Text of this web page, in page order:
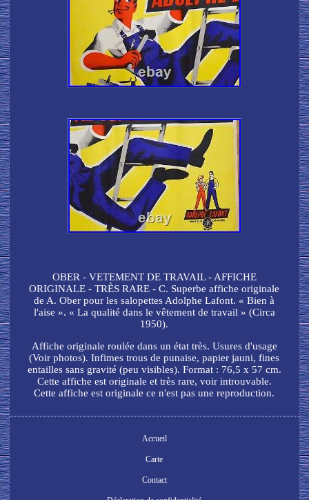
OBER - VETEMENT DE TRAVAIL - AFFICHE
ORIGINALE - TRÈS RARE - C. Superbe affiche originale
de A. Ober pour les salopettes Adolphe Lafont. « Bien à
l'aise ». « La qualité dans le vêtement de travail » (Circa
1950).
Affiche originale roulée dans un état très. Usures d'usage
(Voir photos). Infimes trous de punaise, papier jauni, fines
entailles sans gravité (peu visibles). Format : 76,5 x 57 cm.
Cette affiche est originale et très rare, voir introuvable.
Cette affiche est originale ce n'est pas une reproduction.
Accueil
Carte
Contact